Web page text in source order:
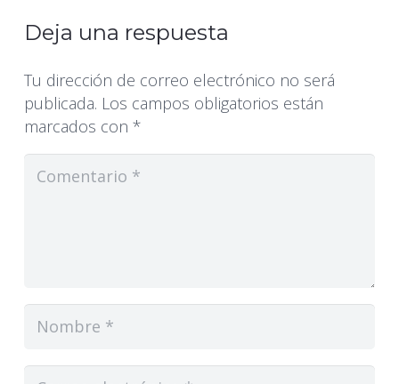
Deja una respuesta
Tu dirección de correo electrónico no será
publicada. Los campos obligatorios están
marcados con *